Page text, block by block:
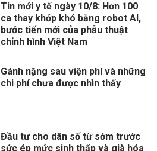
Tin mới y tế ngày 10/8: Hơn 100
ca thay khớp khó bằng robot AI,
bước tiến mới của phẫu thuật
chỉnh hình Việt Nam
Gánh nặng sau viện phí và những
chi phí chưa được nhìn thấy
Đầu tư cho dân số từ sớm trước
sức ép mức sinh thấp và già hóa